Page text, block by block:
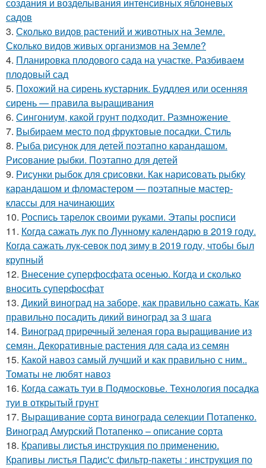
создания и возделывания интенсивных яблоневых
садов
3. Сколько видов растений и животных на Земле.
Сколько видов живых организмов на Земле?
4. Планировка плодового сада на участке. Разбиваем
плодовый сад
5. Похожий на сирень кустарник. Буддлея или осенняя
сирень — правила выращивания
6. Сингониум, какой грунт подходит. Размножение
7. Выбираем место под фруктовые посадки. Стиль
8. Рыба рисунок для детей поэтапно карандашом.
Рисование рыбки. Поэтапно для детей
9. Рисунки рыбок для срисовки. Как нарисовать рыбку
карандашом и фломастером — поэтапные мастер-
классы для начинающих
10. Роспись тарелок своими руками. Этапы росписи
11. Когда сажать лук по Лунному календарю в 2019 году.
Когда сажать лук-севок под зиму в 2019 году, чтобы был
крупный
12. Внесение суперфосфата осенью. Когда и сколько
вносить суперфосфат
13. Дикий виноград на заборе, как правильно сажать. Как
правильно посадить дикий виноград за 3 шага
14. Виноград приречный зеленая гора выращивание из
семян. Декоративные растения для сада из семян
15. Какой навоз самый лучший и как правильно с ним..
Томаты не любят навоз
16. Когда сажать туи в Подмосковье. Технология посадка
туи в открытый грунт
17. Выращивание сорта винограда селекции Потапенко.
Виноград Амурский Потапенко – описание сорта
18. Крапивы листья инструкция по применению.
Крапивы листья Падис'с фильтр-пакеты : инструкция по